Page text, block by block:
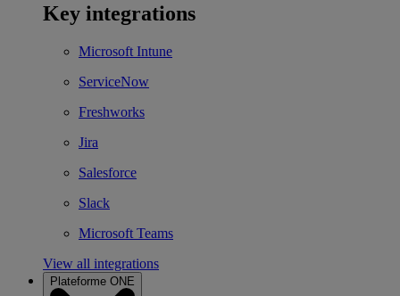
Key integrations
Microsoft Intune
ServiceNow
Freshworks
Jira
Salesforce
Slack
Microsoft Teams
View all integrations
Plateforme ONE